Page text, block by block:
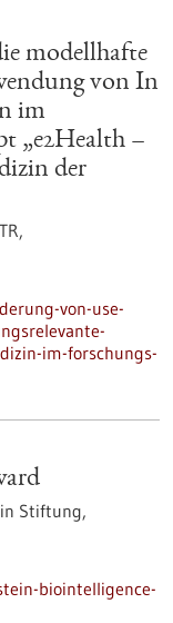
modellhafte
von In
im
„e2Health –
der
von-use-
im-forschungs-
Stiftung,
biointelligence-